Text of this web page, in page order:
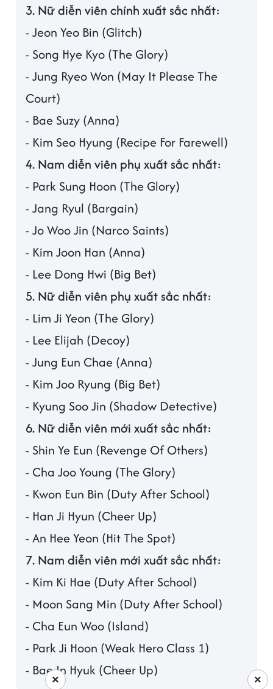
3. Nữ diễn viên chính xuất sắc nhất:
- Jeon Yeo Bin (Glitch)
- Song Hye Kyo (The Glory)
- Jung Ryeo Won (May It Please The
Court)
- Bae Suzy (Anna)
- Kim Seo Hyung (Recipe For Farewell)
4. Nam diễn viên phụ xuất sắc nhất:
- Park Sung Hoon (The Glory)
- Jang Ryul (Bargain)
- Jo Woo Jin (Narco Saints)
- Kim Joon Han (Anna)
- Lee Dong Hwi (Big Bet)
5. Nữ diễn viên phụ xuất sắc nhất:
- Lim Ji Yeon (The Glory)
- Lee Elijah (Decoy)
- Jung Eun Chae (Anna)
- Kim Joo Ryung (Big Bet)
- Kyung Soo Jin (Shadow Detective)
6. Nữ diễn viên mới xuất sắc nhất:
- Shin Ye Eun (Revenge Of Others)
- Cha Joo Young (The Glory)
- Kwon Eun Bin (Duty After School)
- Han Ji Hyun (Cheer Up)
- An Hee Yeon (Hit The Spot)
7. Nam diễn viên mới xuất sắc nhất:
- Kim Ki Hae (Duty After School)
- Moon Sang Min (Duty After School)
- Cha Eun Woo (Island)
- Park Ji Hoon (Weak Hero Class 1)
- Bae In Hyuk (Cheer Up)
×
×